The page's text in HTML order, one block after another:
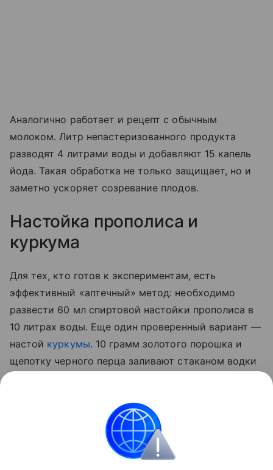
Аналогично работает и рецепт с обычным
молоком. Литр непастеризованного продукта
разводят 4 литрами воды и добавляют 15 капель
йода. Такая обработка не только защищает, но и
заметно ускоряет созревание плодов.
Настойка прополиса и
куркума
Для тех, кто готов к экспериментам, есть
эффективный «аптечный» метод: необходимо
развести 60 мл спиртовой настойки прополиса в
10 литрах воды. Еще один проверенный вариант —
настой куркумы. 10 грамм золотого порошка и
щепотку черного перца заливают стаканом водки
опрыскивают стебли, а также листья с верхней и